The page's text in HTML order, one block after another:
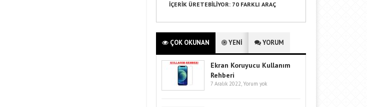
İÇERIK ÜRETEBILIYOR: 70 FARKLI ARAÇ
ÇOK OKUNAN YENİ YORUM
Ekran Koruyucu Kullanım
Rehberi
7 Aralık 2022, Yorum yok